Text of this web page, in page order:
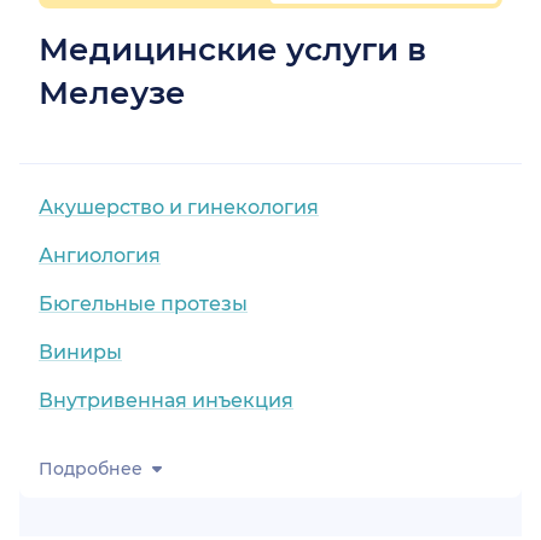
Медицинские услуги в
Мелеузе
Акушерство и гинекология
Ангиология
Бюгельные протезы
Виниры
Внутривенная инъекция
Подробнее